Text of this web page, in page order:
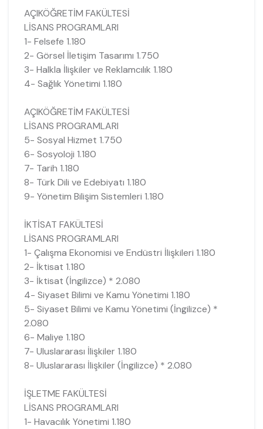
AÇIKÖĞRETİM FAKÜLTESİ
LİSANS PROGRAMLARI
1- Felsefe 1.180
2- Görsel İletişim Tasarımı 1.750
3- Halkla İlişkiler ve Reklamcılık 1.180
4- Sağlık Yönetimi 1.180
AÇIKÖĞRETİM FAKÜLTESİ
LİSANS PROGRAMLARI
5- Sosyal Hizmet 1.750
6- Sosyoloji 1.180
7- Tarih 1.180
8- Türk Dili ve Edebiyatı 1.180
9- Yönetim Bilişim Sistemleri 1.180
İKTİSAT FAKÜLTESİ
LİSANS PROGRAMLARI
1- Çalışma Ekonomisi ve Endüstri İlişkileri 1.180
2- İktisat 1.180
3- İktisat (İngilizce) * 2.080
4- Siyaset Bilimi ve Kamu Yönetimi 1.180
5- Siyaset Bilimi ve Kamu Yönetimi (İngilizce) *
2.080
6- Maliye 1.180
7- Uluslararası İlişkiler 1.180
8- Uluslararası İlişkiler (İngilizce) * 2.080
İŞLETME FAKÜLTESİ
LİSANS PROGRAMLARI
1- Havacılık Yönetimi 1.180